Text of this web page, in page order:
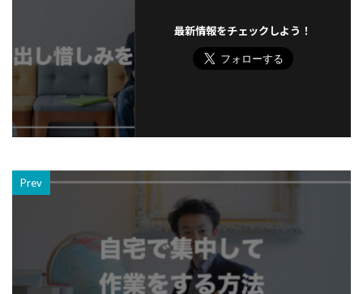
最新情報をチェックしよう！
Prev